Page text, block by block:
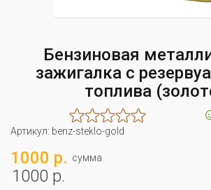
Бензиновая
зажигалка с
топлива
Артикул: benz-steklo-gold
1000 р. сумма
1000 р.